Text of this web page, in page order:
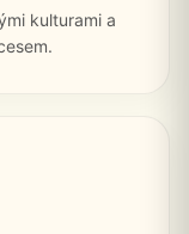
kulturami a